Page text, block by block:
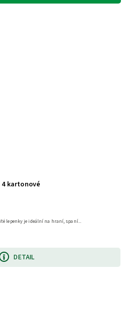
4 kartonové
DETAIL
lepenky je ideální na hraní, spaní...